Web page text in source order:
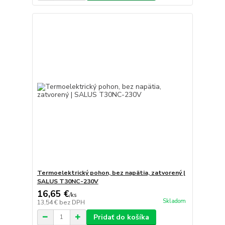
Termoelektrický pohon, bez napätia, zatvorený |
SALUS T30NC-230V
16,65 €/ks
13,54 € bez DPH Skladom
Pridať do košíka